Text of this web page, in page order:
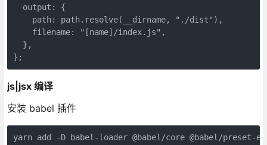
output : {
path: path.resolve(__dirname, "./dist" ),
filename: "[name]/index.js" ,
  },
};
js|jsx 编译
安装 babel 插件
yarn add -D babel-loader @babel/core @babel/preset-